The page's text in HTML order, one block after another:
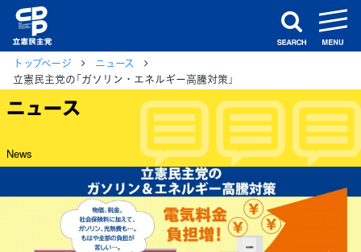
search
トップページ
ニュース
立憲民主党の「ガソリン・エネルギー高騰対策」
ニュース
News